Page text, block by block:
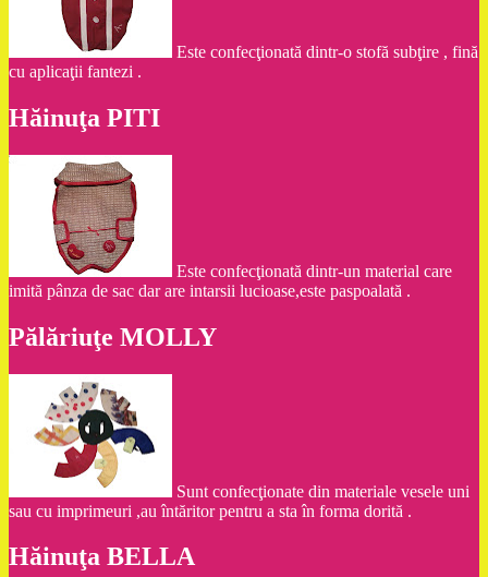
Este confecţionată dintr-o stofă subţire , fină
cu aplicaţii fantezi .
Hăinuţa PITI
Este confecţionată dintr-un material care
imită pânza de sac dar are intarsii lucioase,este paspoalată .
Pălăriuţe MOLLY
Sunt confecţionate din materiale vesele uni
sau cu imprimeuri ,au întăritor pentru a sta în forma dorită .
Hăinuţa BELLA